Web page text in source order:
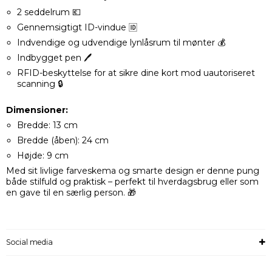
2 seddelrum 💶​
Gennemsigtigt ID-vindue 🆔​
Indvendige og udvendige lynlåsrum til mønter 💰​
Indbygget pen 🖊️​
RFID-beskyttelse for at sikre dine kort mod uautoriseret
scanning 🔒
Dimensioner:
Bredde: 13 cm​
Bredde (åben): 24 cm​
Højde: 9 cm ​
Med sit livlige farveskema og smarte design er denne pung
både stilfuld og praktisk – perfekt til hverdagsbrug eller som
en gave til en særlig person. 🎁​
Social media